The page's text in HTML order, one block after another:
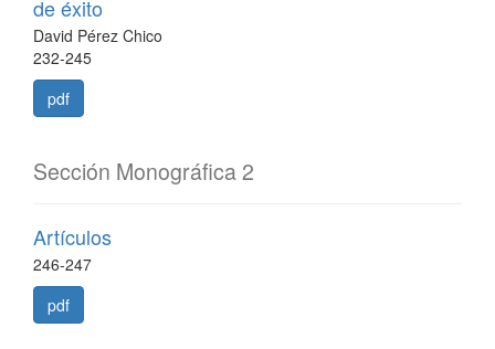
de éxito
David Pérez Chico
232-245
pdf
Sección Monográfica 2
Artículos
246-247
pdf